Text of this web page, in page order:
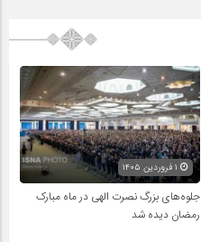
جلوه‌های بزرگ نصرت الهی در ماه مبارک
رمضان دیده شد